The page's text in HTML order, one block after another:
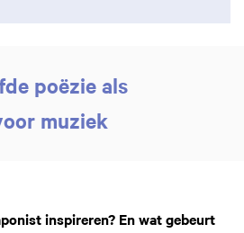
poëzie als
muziek
inspireren? En wat gebeurt